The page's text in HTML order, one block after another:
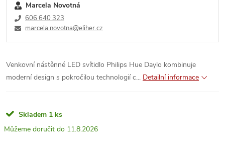
Marcela Novotná
606 640 323
marcela.novotna@eliher.cz
Venkovní nástěnné LED svítidlo Philips Hue Daylo kombinuje
moderní design s pokročilou technologií c... Detailní informace
Skladem 1 ks
11.8.2026